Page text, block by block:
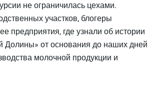
не ограничилась цехами.
участков, блогеры
предприятия, где узнали об истории
Долины» от основания до наших дней
молочной продукции и